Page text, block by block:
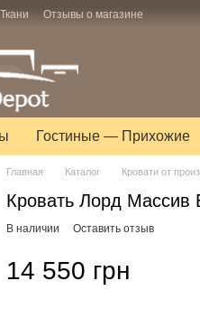
Ткани Отзывы о магазине
Гостиные — Прихожие
Главная Каталог Кровати от
Кровать Лорд Массив
В наличии Оставить отзыв
14 550 грн